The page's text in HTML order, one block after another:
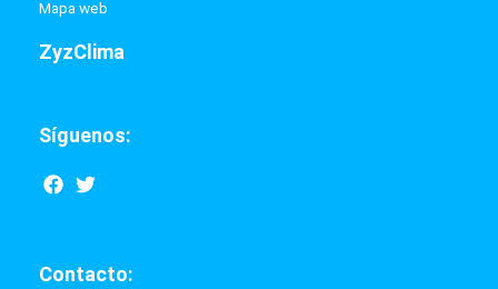
Mapa web
ZyzClima
Síguenos:
F
a
o
T
w
e
Contacto: